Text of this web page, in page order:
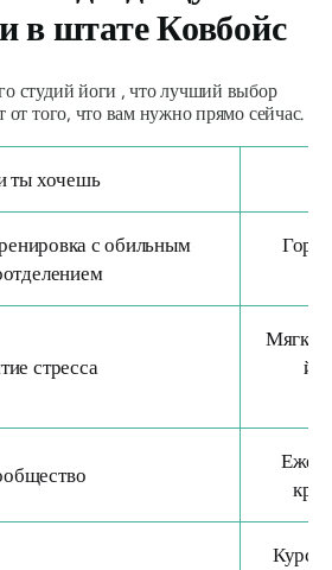
в штате Ковбойс
студий йоги , что лучший выбор
от того, что вам нужно прямо сейчас.
ты хочешь
с обильным
стресса
Мягкая
Курсы